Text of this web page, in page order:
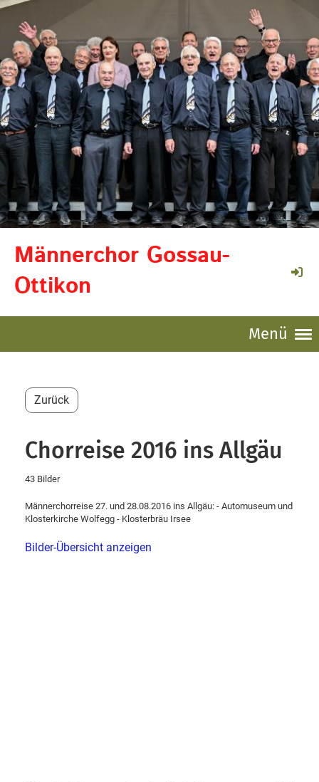
Männerchor Gossau-
Ottikon
Menü
Zurück
Chorreise 2016 ins Allgäu
43 Bilder
Männerchorreise 27. und 28.08.2016 ins Allgäu: - Automuseum und
Klosterkirche Wolfegg - Klosterbräu Irsee
Bilder-Übersicht anzeigen